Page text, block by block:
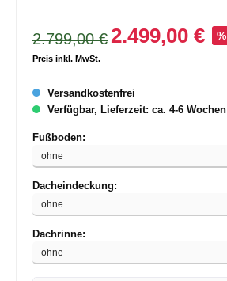
2.799,00 € 2.499,00 € %
Preis inkl. MwSt.
Versandkostenfrei
Verfügbar, Lieferzeit: ca. 4-6 Wochen
Fußboden:
Dacheindeckung:
Dachrinne: